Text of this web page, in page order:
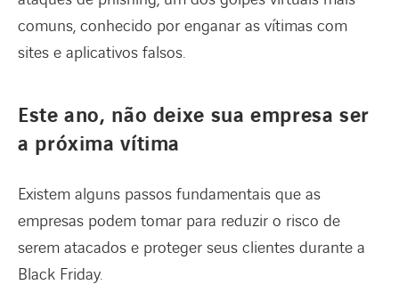
comuns, conhecido por enganar as vítimas com
sites e aplicativos falsos.
Este ano, não deixe sua empresa ser
a próxima vítima
Existem alguns passos fundamentais que as
empresas podem tomar para reduzir o risco de
serem atacados e proteger seus clientes durante a
Black Friday.